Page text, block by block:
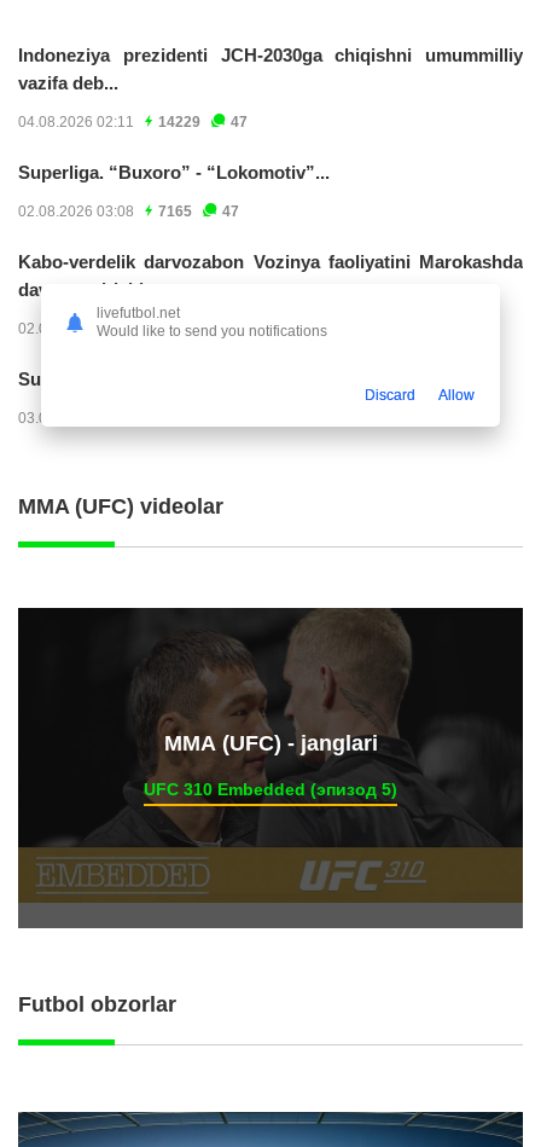
Indoneziya prezidenti JCH-2030ga chiqishni umummilliy
vazifa deb...
04.08.2026 02:11 14229 47
Superliga. “Buxoro” - “Lokomotiv”...
02.08.2026 03:08 7165 47
Kabo-verdelik darvozabon Vozinya faoliyatini Marokashda
davom ettirishi...
02.08.2026 01:08 3912 47
Superliga. "Dinamo" – "Neftchi" (matnli...
03.08.2026 20:32
MMA (UFC) videolar
ММА (UFC) - janglari
UFC 310 Embedded (эпизод 5)
Futbol obzorlar
livefutbol.net
Would like to send you notifications
Discard Allow